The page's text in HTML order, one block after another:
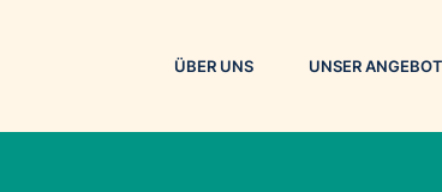
ÜBER UNS UNSER ANGEBOT